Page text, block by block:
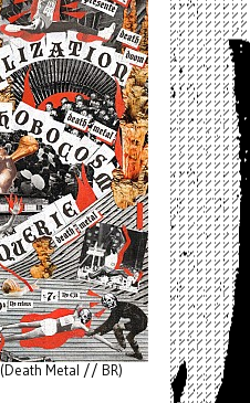
(Death Metal // BR)